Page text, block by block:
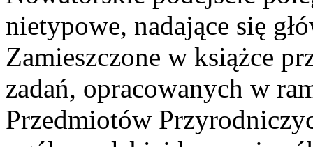
nietypowe, nadające się
Zamieszczone w książce
zadań, opracowanych w
Przedmiotów